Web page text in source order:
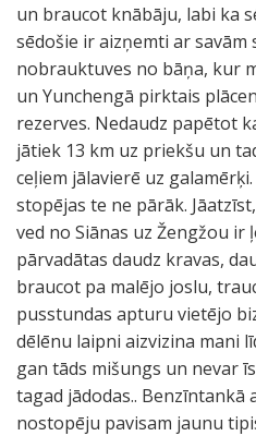
un braucot knābāju, labi ka
sēdošie ir aizņemti ar savām
nobrauktuves no bāņa, kur
un Yunchengā pirktais
rezerves. Nedaudz papētot
jātiek 13 km uz priekšu un
ceļiem jālavierē uz
stopējas te ne pārāk.
ved no Siānas uz Žengžou
pārvadātas daudz kravas,
braucot pa malējo joslu,
pusstundas apturu vietējo
dēlēnu laipni aizvizina mani
gan tāds mišungs un nevar
tagad jādodas..
nostopēju pavisam jaunu